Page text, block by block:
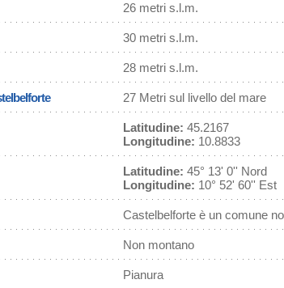
26 metri s.l.m.
30 metri s.l.m.
28 metri s.l.m.
27 Metri sul livello del mare
Latitudine: 45.2167
Longitudine: 10.8833
Latitudine: 45° 13' 0'' Nord
Longitudine: 10° 52' 60'' Est
Castelbelforte è un comune
Non montano
Pianura